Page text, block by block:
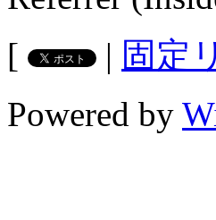
[
| 固定
Powered by